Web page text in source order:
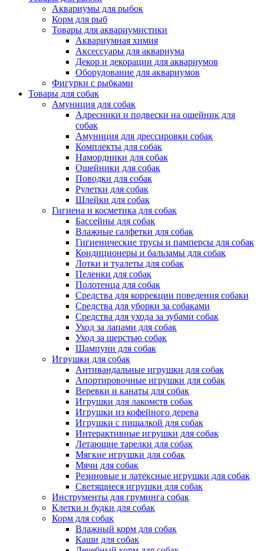
Аквариумы для рыбок
Корм для рыб
Товары для аквариумистики
Аквариумная химия
Аксессуары для аквариума
Декор и декорации для аквариумов
Оборудование для аквариумов
Фигурки с рыбками
Товары для собак
Амуниция для собак
Адресники и подвески на ошейник для
собак
Амуниция для дрессировки собак
Комплекты для собак
Намордники для собак
Ошейники для собак
Поводки для собак
Рулетки для собак
Шлейки для собак
Гигиена и косметика для собак
Бассейны для собак
Влажные салфетки для собак
Гигиенические трусы и памперсы для собак
Кондиционеры и бальзамы для собак
Лотки и туалеты для собак
Пеленки для собак
Полотенца для собак
Средства для коррекции поведения собаки
Средства для уборки за собаками
Средства для ухода за зубами собак
Уход за лапами для собак
Уход за шерстью собак
Шампуни для собак
Игрушки для собак
Антивандальные игрушки для собак
Апортировочные игрушки для собак
Веревки и канаты для собак
Игрушки для лакомств собак
Игрушки из кофейного дерева
Игрушки с пищалкой для собак
Интерактивные игрушки для собак
Летающие тарелки для собак
Мягкие игрушки для собак
Мячи для собак
Резиновые и латексные игрушки для собак
Светящиеся игрушки для собак
Инструменты для груминга собак
Клетки и будки для собак
Корм для собак
Влажный корм для собак
Каши для собак